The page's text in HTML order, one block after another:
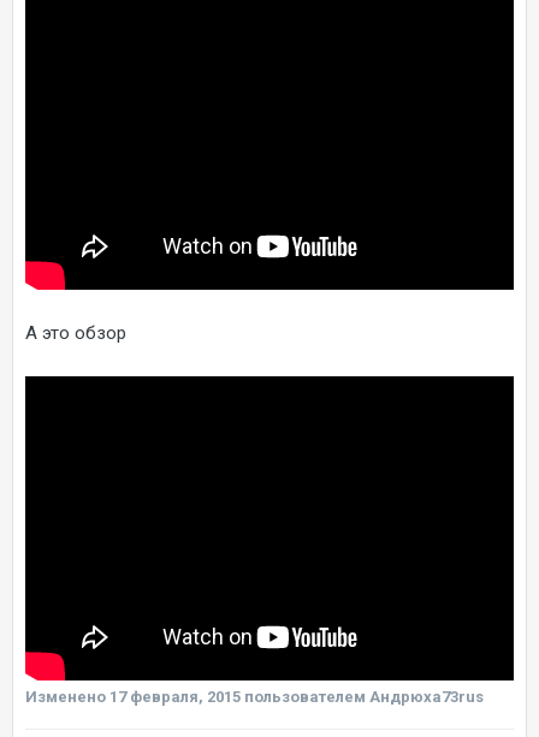
А это обзор
Изменено 17 февраля, 2015 пользователем Андрюха73rus